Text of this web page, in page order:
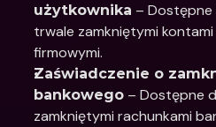
użytkownika – Dostępne
trwale zamkniętymi
firmowymi.
Zaświadczenie o
bankowego – Dostępne
zamkniętymi rachunkami